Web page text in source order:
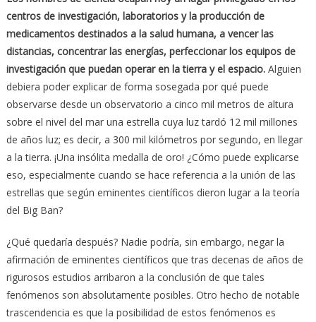
centros de investigación, laboratorios y la producción de
medicamentos destinados a la salud humana, a vencer las
distancias, concentrar las energías, perfeccionar los equipos de
investigación que puedan operar en la tierra y el espacio.Alguien
debiera poder explicar de forma sosegada por qué puede
observarse desde un observatorio a cinco mil metros de altura
sobre el nivel del mar una estrella cuya luz tardó 12 mil millones
de años luz; es decir, a 300 mil kilómetros por segundo, en llegar
a la tierra. ¡Una insólita medalla de oro! ¿Cómo puede explicarse
eso, especialmente cuando se hace referencia a la unión de las
estrellas que según eminentes científicos dieron lugar a la teoría
del Big Ban?
¿Qué quedaría después? Nadie podría, sin embargo, negar la
afirmación de eminentes científicos que tras decenas de años de
rigurosos estudios arribaron a la conclusión de que tales
fenómenos son absolutamente posibles. Otro hecho de notable
trascendencia es que la posibilidad de estos fenómenos es